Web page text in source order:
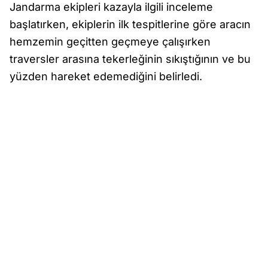
Jandarma ekipleri kazayla ilgili inceleme
başlatırken, ekiplerin ilk tespitlerine göre aracın
hemzemin geçitten geçmeye çalışırken
traversler arasına tekerleğinin sıkıştığının ve bu
yüzden hareket edemediğini belirledi.